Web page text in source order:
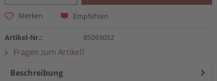
Merken Empfehlen
Artikel-Nr.: 85093052
Fragen zum Artikel?
Beschreibung